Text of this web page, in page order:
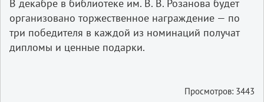
В декабре в библиотеке им. В. В. Розанова будет
организовано торжественное награждение — по
три победителя в каждой из номинаций получат
дипломы и ценные подарки.
Просмотров: 3443